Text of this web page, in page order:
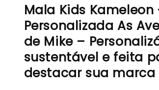
Mala Kids Kameleon
Personalizada As
de Mike –
sustentável e feita
destacar sua marca